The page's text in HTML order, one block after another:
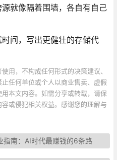
就像隔着围墙，各自有自己
间，写出更健壮的存储代
用，不构成任何形式的决策建议、
任何单位或个人以商业售卖、虚假
本文内容。如需分享或转载，请保
或侵犯相关权益。感谢您的理解与
指南：AI时代最赚钱的6条路